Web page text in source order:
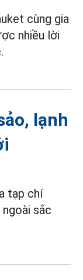
cùng gia
nhiều lời
lạnh
tạp chí
sắc